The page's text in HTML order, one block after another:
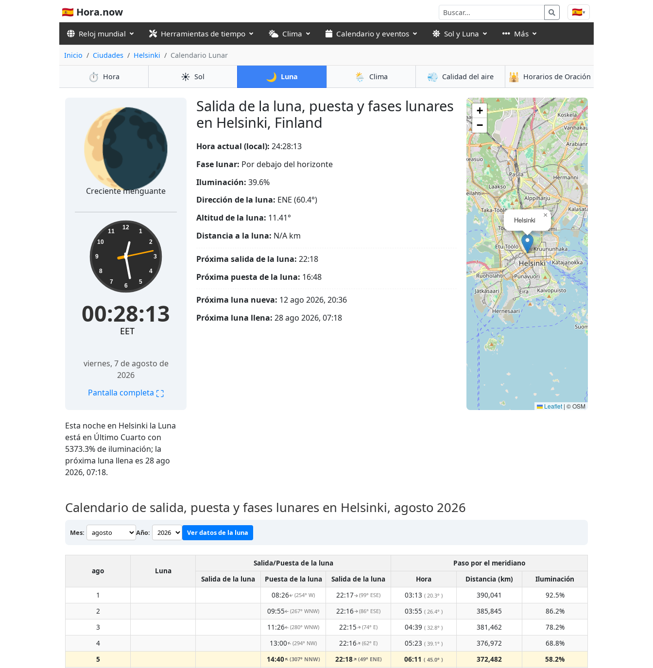
🇪🇸 Hora.now 🇪🇸▾
Reloj mundial Herramientas de tiempo Clima Calendario y eventos Sol y Luna Más
Inicio Ciudades Helsinki Calendario Lunar
⏱️ Hora ☀️ Sol 🌙 Luna 🌦️ Clima 💨 Calidad del aire 🕌 Horarios de Oración
Salida de la luna, puesta y fases lunares
en Helsinki, Finland
Esta noche en Helsinki la Luna
está en Último Cuarto con
5373.3% de iluminación; la
próxima luna llena es 28 ago
2026, 07:18.
🌘
Creciente menguante
00:28:14 12
1
2
3
4
5
6
7
8
9
10
11
00:28:14
EET
viernes, 7 de agosto de
2026
Pantalla completa ⛶
Hora actual (local): 24:28:14
Fase lunar: Por debajo del horizonte
Iluminación: 39.6%
Dirección de la luna: ENE (60.4°)
Altitud de la luna: 11.41°
Distancia a la luna: N/A km
Próxima salida de la luna: 22:18
Próxima puesta de la luna: 16:48
Próxima luna nueva: 12 ago 2026, 20:36
Próxima luna llena: 28 ago 2026, 07:18
Helsinki
×
+
−
Leaflet | © OSM
Calendario de salida, puesta y fases lunares en Helsinki, agosto 2026
Mes: Año: Ver datos de la luna
ago Luna
Salida/Puesta de la luna
Paso por el meridiano
Salida de la luna
Puesta de la luna Salida de la luna Hora Distancia (km)
Iluminación
1
08:26↑(254° W) 22:17↑(99° ESE) 03:13 ( 20.3° ) 390,041
92.5%
2
09:55↑(267° WNW) 22:16↑(86° ESE) 03:55 ( 26.4° ) 385,845
86.2%
3
11:26↑(280° WNW) 22:15↑(74° E) 04:39 ( 32.8° ) 381,462
78.2%
4
13:00↑(294° NW) 22:16↑(62° E) 05:23 ( 39.1° ) 376,972
68.8%
5
14:40↑(307° NNW) 22:18↑(49° ENE) 06:11 ( 45.0° ) 372,482
58.2%